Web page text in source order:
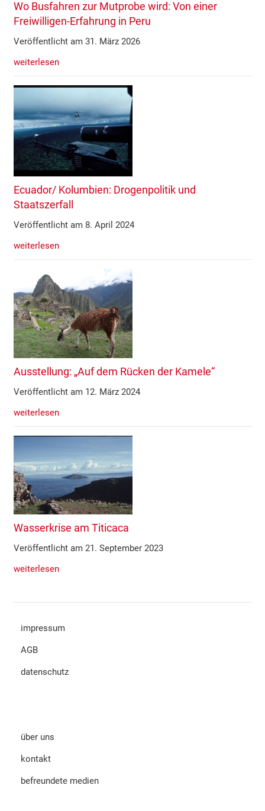
Wo Busfahren zur Mutprobe wird: Von einer
Freiwilligen-Erfahrung in Peru
Veröffentlicht am 31. März 2026
weiterlesen
Ecuador/ Kolumbien: Drogenpolitik und
Staatszerfall
Veröffentlicht am 8. April 2024
weiterlesen
Ausstellung: „Auf dem Rücken der Kamele“
Veröffentlicht am 12. März 2024
weiterlesen
Wasserkrise am Titicaca
Veröffentlicht am 21. September 2023
weiterlesen
impressum
AGB
datenschutz
über uns
kontakt
befreundete medien